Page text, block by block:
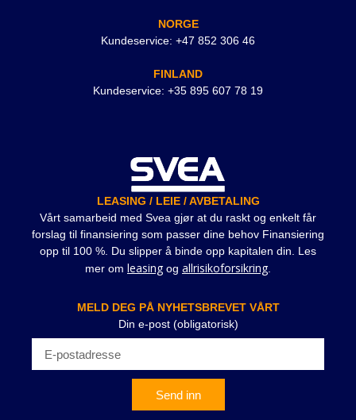
NORGE
Kundeservice: +47 852 306 46
FINLAND
Kundeservice: +35 895 607 78 19
LEASING / LEIE / AVBETALING
Vårt samarbeid med Svea gjør at du raskt og enkelt får
forslag til finansiering som passer dine behov Finansiering
opp til 100 %. Du slipper å binde opp kapitalen din. Les
mer om leasingog allrisikoforsikring.
MELD DEG PÅ NYHETSBREVET VÅRT
Din e-post (obligatorisk)
Send inn